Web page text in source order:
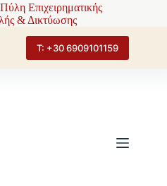
Επιχειρηματικής
& Δικτύωσης
Τ: +30 6909101159